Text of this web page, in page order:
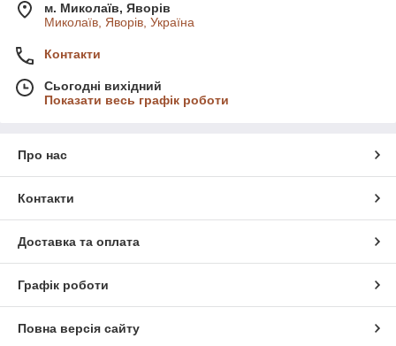
м. Миколаїв, Яворів
Миколаїв, Яворів, Україна
Контакти
Сьогодні вихідний
Показати весь графік роботи
Про нас
Контакти
Доставка та оплата
Графік роботи
Повна версія сайту